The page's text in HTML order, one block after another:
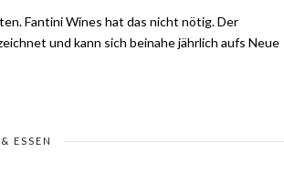
Fantini Wines hat das nicht nötig. Der
und kann sich beinahe jährlich aufs Neue
ESSEN